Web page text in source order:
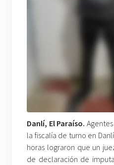
Danlí, El Paraíso.
la fiscalía de turno en
horas lograron que un
de declaración de